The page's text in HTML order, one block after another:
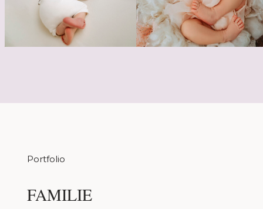
Portfolio
FAMILIE